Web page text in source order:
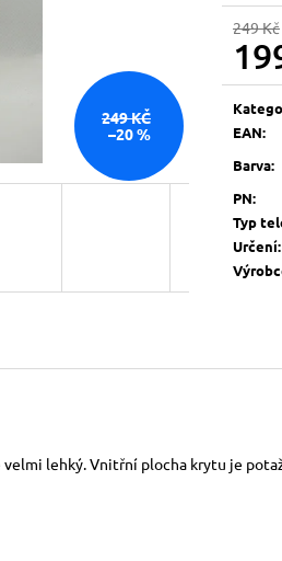
249 Kč
Měrná
cena:
EAN:
Barva:
PN:
Typ
Určení:
249 KČ
–20 %
lehký. Vnitřní plocha krytu je